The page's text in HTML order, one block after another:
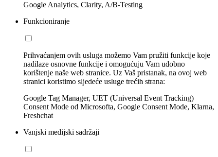
Google Analytics, Clarity, A/B-Testing
Funkcioniranje
Prihvaćanjem ovih usluga možemo Vam pružiti funkcije koje
nadilaze osnovne funkcije i omogućuju Vam udobno
korištenje naše web stranice. Uz Vaš pristanak, na ovoj web
stranici koristimo sljedeće usluge trećih strana:
Google Tag Manager, UET (Universal Event Tracking)
Consent Mode od Microsofta, Google Consent Mode, Klarna,
Freshchat
Vanjski medijski sadržaji